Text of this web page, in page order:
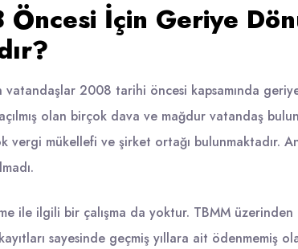
İçin Geriye
vatandaşlar 2008 tarihi öncesi kapsamında
olan birçok dava ve mağdur vatandaş
vergi mükellefi ve şirket ortağı bulunmaktadır.
ile ilgili bir çalışma da yoktur. TBMM üzerinden
sayesinde geçmiş yıllara ait ödenmemiş